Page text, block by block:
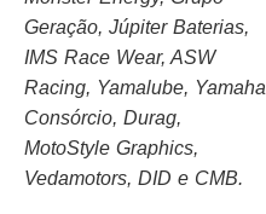
Geração, Júpiter Baterias,
IMS Race Wear, ASW
Racing, Yamalube, Yamaha
Consórcio, Durag,
MotoStyle Graphics,
Vedamotors, DID e CMB.